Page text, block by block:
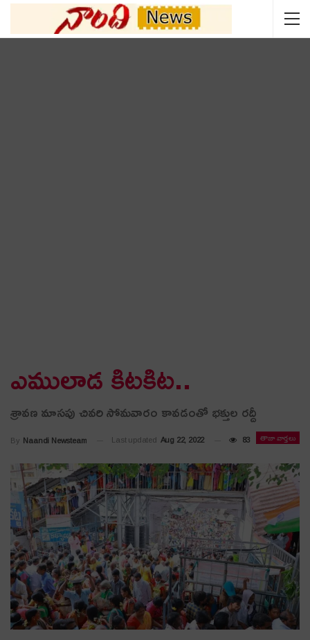
ఎములాడ కిట‌కిట‌..
శ్రావ‌ణ మాస‌పు చివ‌రి సోమ‌వారం కావ‌డంతో భ‌క్తుల ర‌ద్దీ
తాజా వార్తలు
By Naandi Newsteam Last updated Aug 22, 2022 83